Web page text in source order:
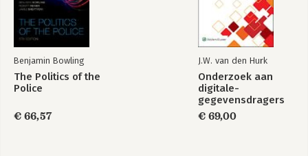
De logica van de
lappendeken
Perspectieven op
veranderen
Register van case-illustraties
Register van trefwoorden
Over de auteur
Benjamin Bowling
The Politics of the
Police
€ 66,57
J.W. van den Hurk
Onderzoek aan
digitale-
gegevensdragers
€ 69,00